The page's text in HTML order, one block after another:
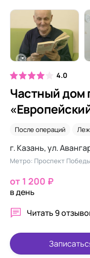
4.0
Частный дом
После операций
г. Казань, ул.
Метро: Проспект Победы
от 1 200 ₽
в день
Читать 9